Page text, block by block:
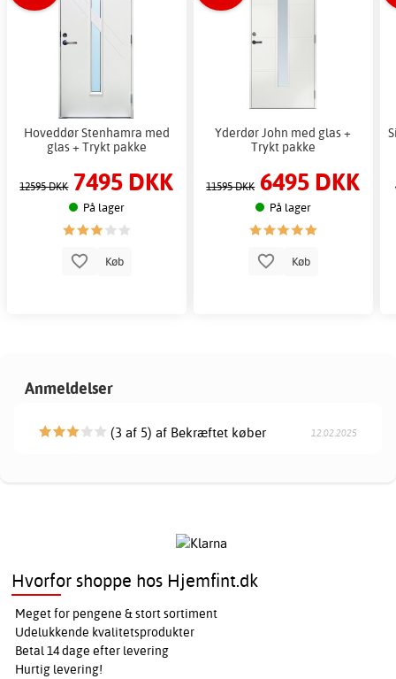
Hoveddør Stenhamra med
glas + Trykt pakke
12595 DKK 7495 DKK
På lager
Køb
Yderdør John med glas +
Trykt pakke
11595 DKK 6495 DKK
På lager
Køb
Anmeldelser
(3 af 5) af Bekræftet køber 12.02.2025
Hvorfor shoppe hos Hjemfint.dk
Meget for pengene & stort sortiment
Udelukkende kvalitetsprodukter
Betal 14 dage efter levering
Hurtig levering!